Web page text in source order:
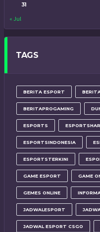
31
« Jul
TAGS
BERITA ESPORT
BERITAPROGAMING
ESPORTS
ESPORTSINDONESIA
ESPORTSTERKINI
GAME ESPORT GAME
GEMES ONLINE
JADWALESPORT
JADWAL ESPORT CSGO